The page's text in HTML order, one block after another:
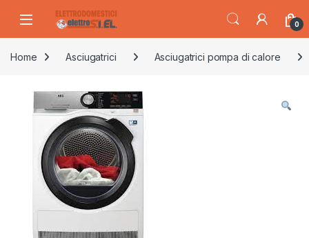
0
Home Asciugatrici Asciugatrici pompa di calore